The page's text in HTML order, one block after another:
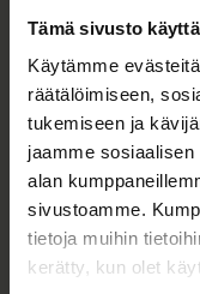
Tämä sivusto
Käytämme
räätälöimiseen,
tukemiseen ja
jaamme
alan
sivustoamme.
tietoja muihin
kerätty, kun olet
Hallituksen
Merja Westman,
Ulla Hopponen,
Mika Tiitinen,
Niko Blom, AKT
Sami Laakso,
Lea Väänänen, SEL